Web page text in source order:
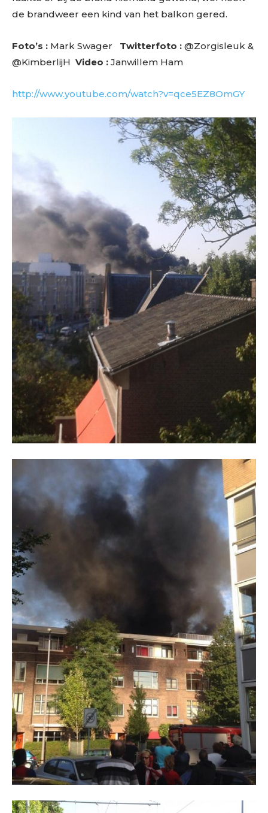
de brandweer een kind van het balkon gered.
Foto’s : Mark Swager Twitterfoto : @Zorgisleuk &
@KimberlijH Video : Janwillem Ham
http://www.youtube.com/watch?v=qce5EZ8OmGY